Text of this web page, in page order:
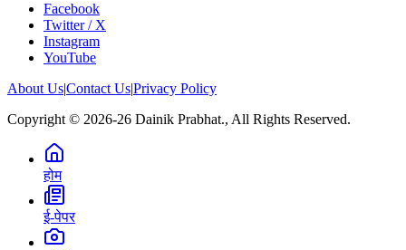
Facebook
Twitter / X
Instagram
YouTube
About Us|Contact Us|Privacy Policy
Copyright © 2026-26 Dainik Prabhat., All Rights Reserved.
होम
ई-पेपर